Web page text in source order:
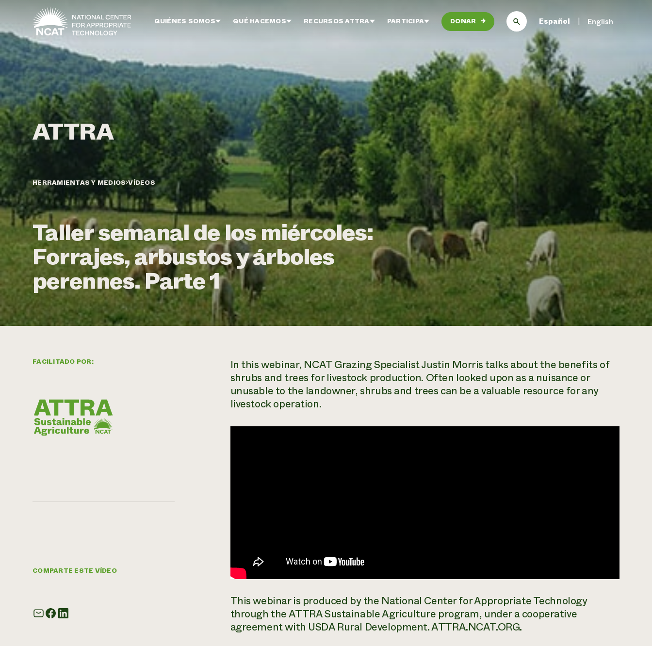
Ir al contenido principal
QUIÉNES SOMOS QUÉ HACEMOS RECURSOS ATTRA PARTICIPA DONAR → Español English
HERRAMIENTAS Y MEDIOS VÍDEOS
Taller semanal de los miércoles:
Forrajes, arbustos y árboles
perennes. Parte 1
FACILITADO POR:
COMPARTE ESTE VÍDEO
In this webinar, NCAT Grazing Specialist Justin Morris talks about the benefits of
shrubs and trees for livestock production. Often looked upon as a nuisance or
unusable to the landowner, shrubs and trees can be a valuable resource for any
livestock operation.
This webinar is produced by the National Center for Appropriate Technology
through the ATTRA Sustainable Agriculture program, under a cooperative
agreement with USDA Rural Development. ATTRA.NCAT.ORG.